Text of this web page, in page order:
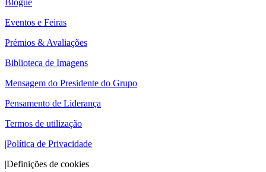
Eventos e Feiras
Prémios & Avaliações
Biblioteca de Imagens
Mensagem do Presidente do Grupo
Pensamento de Liderança
Termos de utilização
|Política de Privacidade
|Definições de cookies